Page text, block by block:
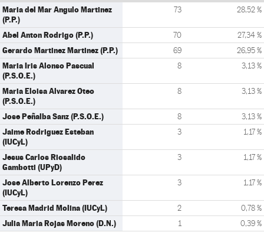
Maria del Mar Angulo Martinez
(P.P.)
73 28,52 %
Abel Anton Rodrigo (P.P.) 70 27,34 %
Gerardo Martinez Martinez (P.P.) 69 26,95 %
Maria Iris Alonso Pascual
(P.S.O.E.)
8 3,13 %
Maria Eloisa Alvarez Oteo
(P.S.O.E.)
8 3,13 %
Jose Peñalba Sanz (P.S.O.E.) 8 3,13 %
Jaime Rodriguez Esteban
(IUCyL)
3 1,17 %
Jesus Carlos Riosalido
Gambotti (UPyD)
3 1,17 %
Jose Alberto Lorenzo Perez
(IUCyL)
3 1,17 %
Teresa Madrid Molina (IUCyL) 2 0,78 %
Julia Maria Rojas Moreno (D.N.) 1 0,39 %